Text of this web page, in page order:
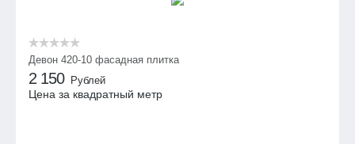
Девон 420-10 фасадная плитка
2 150 Рублей
Цена за квадратный метр